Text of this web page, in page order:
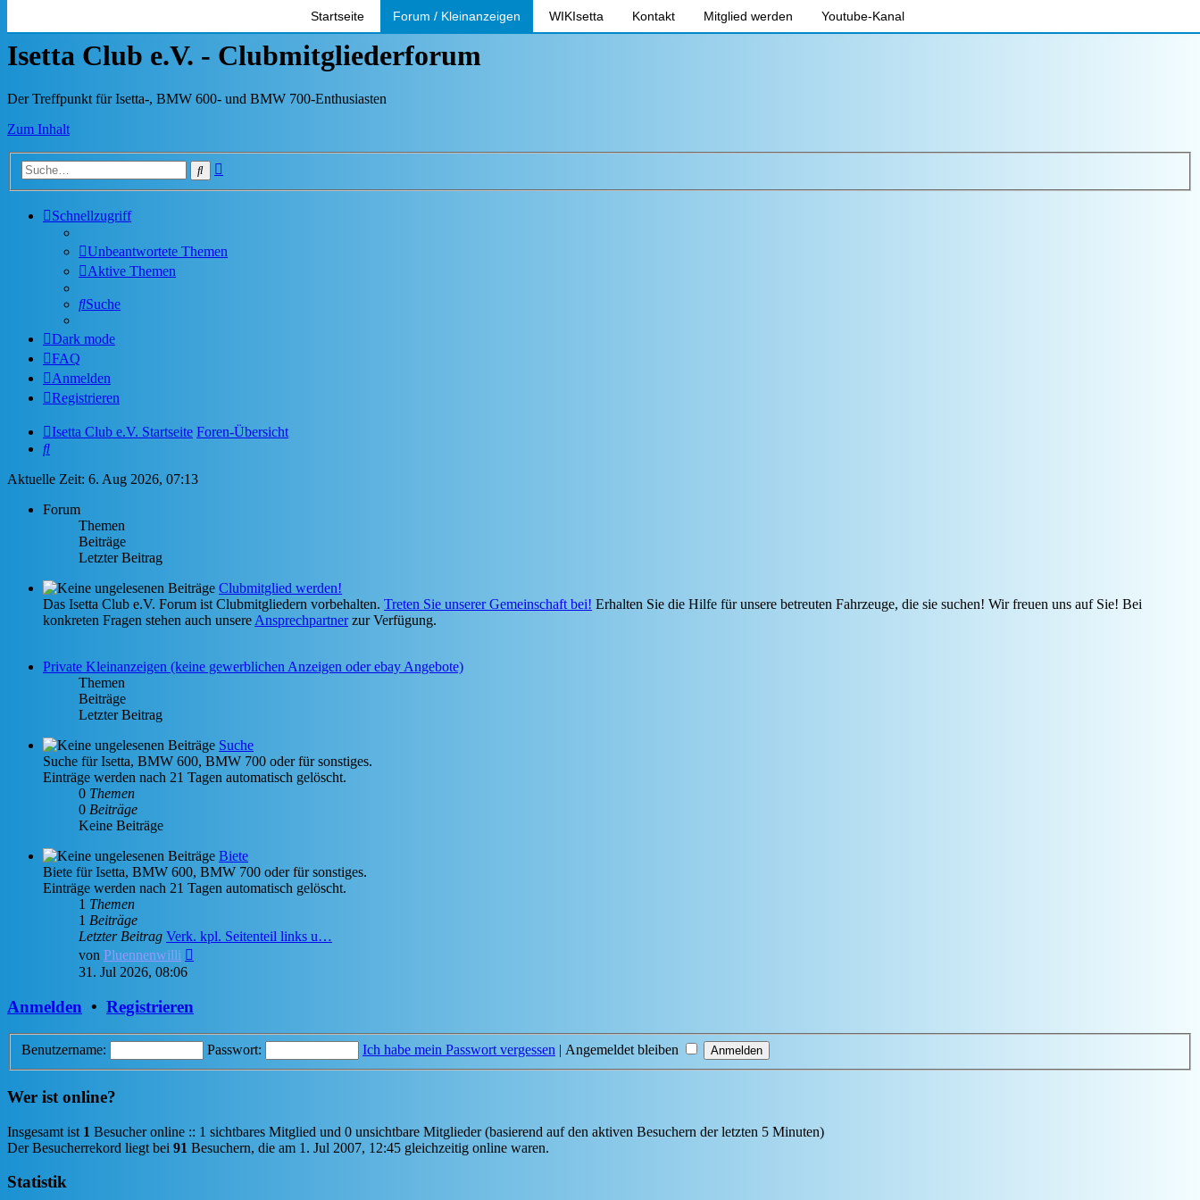
Startseite Forum / Kleinanzeigen WIKIsetta Kontakt Mitglied werden Youtube-Kanal
Isetta Club e.V. - Clubmitgliederforum
Der Treffpunkt für Isetta-, BMW 600- und BMW 700-Enthusiasten
Zum Inhalt
Suche
Schnellzugriff
Unbeantwortete Themen
Aktive Themen
Suche
Dark mode
FAQ
Anmelden
Registrieren
Isetta Club e.V. Startseite Foren-Übersicht
Suche
Aktuelle Zeit: 6. Aug 2026, 07:13
Forum
Themen
Beiträge
Letzter Beitrag
Clubmitglied werden!
Das Isetta Club e.V. Forum ist Clubmitgliedern vorbehalten. Treten Sie unserer Gemeinschaft bei! Erhalten Sie die Hilfe für unsere betreuten Fahrzeuge, die sie suchen! Wir freuen uns auf Sie! Bei
konkreten Fragen stehen auch unsere Ansprechpartnerzur Verfügung.
Private Kleinanzeigen (keine gewerblichen Anzeigen oder ebay Angebote)
Themen
Beiträge
Letzter Beitrag
Suche
Suche für Isetta, BMW 600, BMW 700 oder für sonstiges.
Einträge werden nach 21 Tagen automatisch gelöscht.
0 Themen
0 Beiträge
Keine Beiträge
Biete
Biete für Isetta, BMW 600, BMW 700 oder für sonstiges.
Einträge werden nach 21 Tagen automatisch gelöscht.
1 Themen
1 Beiträge
Letzter Beitrag Verk. kpl. Seitenteil links u…
von Pluennenwilli
31. Jul 2026, 08:06
Anmelden • Registrieren
Benutzername: Passwort: Ich habe mein Passwort vergessen | Angemeldet bleiben
Wer ist online?
Insgesamt ist 1 Besucher online :: 1 sichtbares Mitglied und 0 unsichtbare Mitglieder (basierend auf den aktiven Besuchern der letzten 5 Minuten)
Der Besucherrekord liegt bei 91 Besuchern, die am 1. Jul 2007, 12:45 gleichzeitig online waren.
Statistik